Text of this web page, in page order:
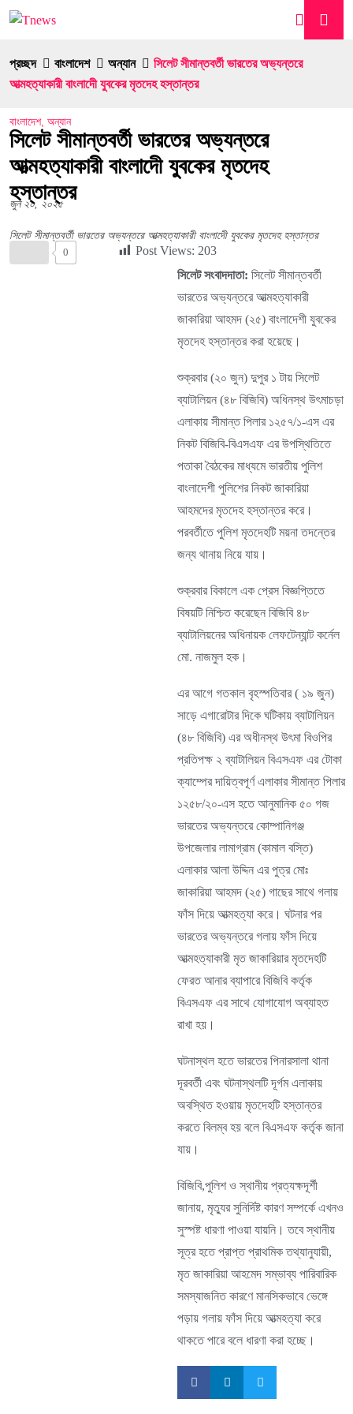
প্রচ্ছদ বাংলাদেশ অন্যান
সিলেট সীমান্তবর্তী ভারতের অভ্যন্তরে
আত্মহত্যাকারী বাংলাদেী যুবকের মৃতদেহ হস্তান্তর
বাংলাদেশ, অন্যান
সিলেট সীমান্তবর্তী ভারতের অভ্যন্তরে
আত্মহত্যাকারী বাংলাদেী যুবকের মৃতদেহ
হস্তান্তর
জুন ২০, ২০২৫
সিলেট সীমান্তবর্তী ভারতের অভ্যন্তরে আত্মহত্যাকারী বাংলাদেী যুবকের মৃতদেহ হস্তান্তর
0 Post Views: 203
সিলেট সংবাদদাতা: সিলেট সীমান্তবর্তী
ভারতের অভ্যন্তরে আত্মহত্যাকারী
জাকারিয়া আহমদ (২৫) বাংলাদেশী যুবকের
মৃতদেহ হস্তান্তর করা হয়েছে।
শুক্রবার (২০ জুন) দুপুর ১ টায় সিলেট
ব্যাটালিয়ন (৪৮ বিজিবি) অধিনস্থ উৎমাচড়া
এলাকায় সীমান্ত পিলার ১২৫৭/১-এস এর
নিকট বিজিবি-বিএসএফ এর উপস্থিতিতে
পতাকা বৈঠকের মাধ্যমে ভারতীয় পুলিশ
বাংলাদেশী পুলিশের নিকট জাকারিয়া
আহমদের মৃতদেহ হস্তান্তর করে।
পরবর্তীতে পুলিশ মৃতদেহটি ময়না তদন্তের
জন্য থানায় নিয়ে যায়।
শুক্রবার বিকালে এক প্রেস বিজ্ঞপ্তিতে
বিষয়টি নিশ্চিত করেছেন বিজিবি ৪৮
ব্যাটালিয়নের অধিনায়ক লেফটেন্যান্ট কর্নেল
মো. নাজমুল হক।
এর আগে গতকাল বৃহস্পতিবার ( ১৯ জুন)
সাড়ে এগারোটার দিকে ঘটিকায় ব্যাটালিয়ন
(৪৮ বিজিবি) এর অধীনস্থ উৎমা বিওপির
প্রতিপক্ষ ২ ব্যাটালিয়ন বিএসএফ এর টোকা
ক্যাম্পের দায়িত্বপূর্ণ এলাকার সীমান্ত পিলার
১২৫৮/২০-এস হতে আনুমানিক ৫০ গজ
ভারতের অভ্যন্তরে কোম্পানিগঞ্জ
উপজেলার লামাগ্রাম (কামাল বস্তি)
এলাকার আলা উদ্দিন এর পুত্র মোঃ
জাকারিয়া আহমদ (২৫) গাছের সাথে গলায়
ফাঁস দিয়ে আত্মহত্যা করে। ঘটনার পর
ভারতের অভ্যন্তরে গলায় ফাঁস দিয়ে
আত্মহত্যাকারী মৃত জাকারিয়ার মৃতদেহটি
ফেরত আনার ব্যাপারে বিজিবি কর্তৃক
বিএসএফ এর সাথে যোগাযোগ অব্যাহত
রাখা হয়।
ঘটনাস্থল হতে ভারতের পিনারসালা থানা
দূরবর্তী এবং ঘটনাস্থলটি দূর্গম এলাকায়
অবস্থিত হওয়ায় মৃতদেহটি হস্তান্তর
করতে বিলম্ব হয় বলে বিএসএফ কর্তৃক জানা
যায়।
বিজিবি,পুলিশ ও স্থানীয় প্রত্যক্ষদূর্শী
জানায়, মৃত্যুর সুনির্দিষ্ট কারণ সম্পর্কে এখনও
সুস্পষ্ট ধারণা পাওয়া যায়নি। তবে স্থানীয়
সূত্র হতে প্রাপ্ত প্রাথমিক তথ্যানুযায়ী,
মৃত জাকারিয়া আহমেদ সম্ভাব্য পারিবারিক
সমস্যাজনিত কারণে মানসিকভাবে ভেঙ্গে
পড়ায় গলায় ফাঁস দিয়ে আত্মহত্যা করে
থাকতে পারে বলে ধারণা করা হচ্ছে।